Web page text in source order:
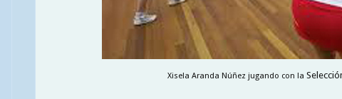
Xisela Aranda Núñez jugando con la